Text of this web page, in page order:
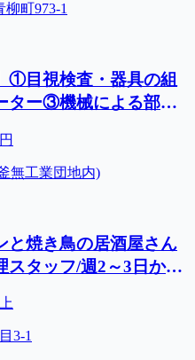
町973-1
①目視検査・器具の組
ター③機械による部品
無工業団地内)
と焼き鳥の居酒屋さん
スタッフ/週2～3日から
3-1